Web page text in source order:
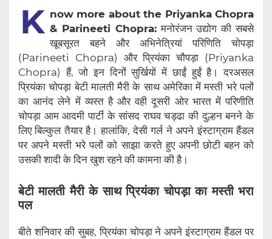
K now more about the Priyanka Chopra
& Parineeti Chopra:मनोरंजन उद्योग की सबसे
खूबसूरत बहने और अभिनेत्रियां परिणिति चोपड़ा
(Parineeti Chopra) और प्रियंका चौपड़ा (Priyanka
Chopra) हैं, जो इन दिनों सुर्खियों में छाईं हुईं है। दरअसल
प्रियंका चोपड़ा बेटी मालती मैरी के साथ अमेरिका में मस्ती भरे पलों
का आनंद लेने में व्यस्त है और वही दूसरी ओर भारत में परिणीति
चोपड़ा आम आदमी पार्टी के सांसद राघव चड्ढा की दुल्हन बनने के
लिए बिल्कुल तैयार है। हालांकि, देसी गर्ल ने अपने इंस्टाग्राम हैंडल
पर अपने मस्ती भरे पलों को साझा करते हुए अपनी छोटी बहन को
उसकी शादी के दिन खुश रहने की कामना की है।
बेटी मालती मैरी के साथ प्रियंका चोपड़ा का मस्ती भरा
पल
बीते शनिवार की सुबह, प्रियंका चोपड़ा ने अपने इंस्टाग्राम हैंडल पर